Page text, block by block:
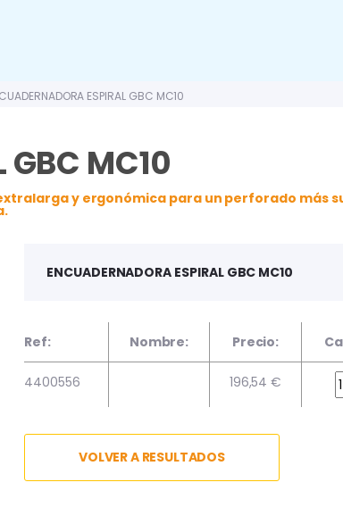
ESPIRAL GBC MC10
GBC MC10
y ergonómica para un perforado más
ENCUADERNADORA ESPIRAL GBC MC10
Ref: Nombre: Precio:
4400556 196,54 €
VOLVER A RESULTADOS